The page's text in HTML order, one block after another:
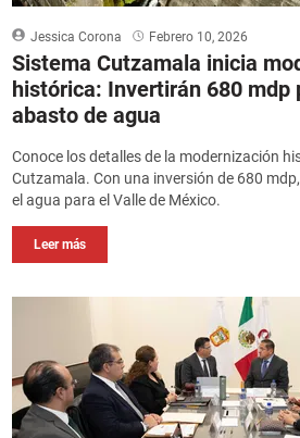
Jessica Corona Febrero 10, 2026
Sistema Cutzamala inicia
histórica: Invertirán 680 mdp
abasto de agua
Conoce los detalles de la modernización
Cutzamala. Con una inversión de 680
el agua para el Valle de México.
Leer más